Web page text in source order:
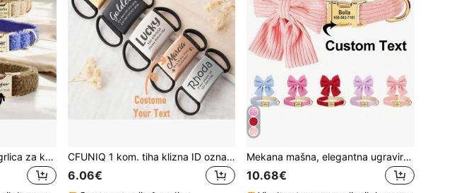
1 kom personalizirana ogrlica za kućne ljubimce, zimska ogrlica od tkanine s kovrčavim medvjedićem, prilagodljiva s imenom i brojem telefona, pogodna za mačke i pse, podesiva, ukrasna gravura, materijal od nehrđajućeg čelika, uzorak mačke, slatka, retro personalizirana oznaka za mačke, personalizirana ogrlica za male mačke, personalizirana ogrlica za pse, idealan poklon za muškarce, žene, obitelj i prijatelje CFUNIQ 1 kom. tiha klizna ID oznaka za kućne ljubimce, personalizirana oznaka za ogrlicu od nehrđajućeg čelika za psa/mačku, tiha gravirana oznaka identiteta, klizna pločica s imenom za ogrlicu, poklon za ljubimca, oprema za pse, oprema za mačke, štence, ogrlica za psa
6.06€
Mekana mašna, elegantna ugravirana personalizirana ogrlica za kućne ljubimce u jednoj boji, podesiva identifikacijska oznaka protiv gubitka, za male i srednje kućne ljubimce, ukrasna, gravirana, od nehrđajućeg čelika, elegantna, modna, šarena, vintage, slatka, ugovorena, slatkiši po narudžbi, jedinstveni, prilagođeni, personalizirani ljubimac za godišnjice, za rođendane
10.68€